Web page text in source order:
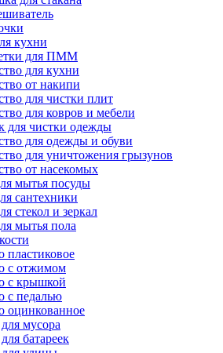
кухни
для ПММ
для кухни
от накипи
для чистки плит
для ковров и мебели
для чистки одежды
для одежды и обуви
для уничтожения грызунов
от насекомых
мытья посуды
сантехники
стекол и зеркал
мытья пола
пластиковое
с отжимом
с крышкой
с педалью
оцинкованное
мусора
батареек